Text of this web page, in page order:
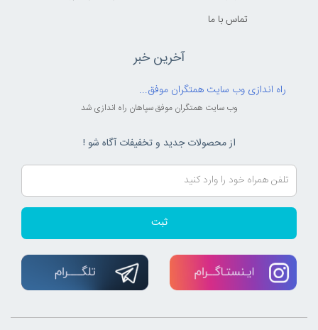
تماس با ما
آخرین خبر
راه اندازی وب سایت همتگران موفق...
وب سایت همتگران موفق سپاهان راه اندازی شد
از محصولات جدید و تخفیفات آگاه شو !
ثبت